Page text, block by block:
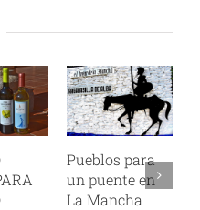
Pueblos para
un puente en
La Mancha
Verano